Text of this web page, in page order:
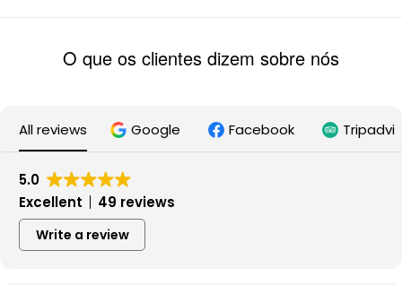
O que os clientes dizem sobre nós
All reviews Google Facebook
5.0
Excellent
49 reviews
Write a review